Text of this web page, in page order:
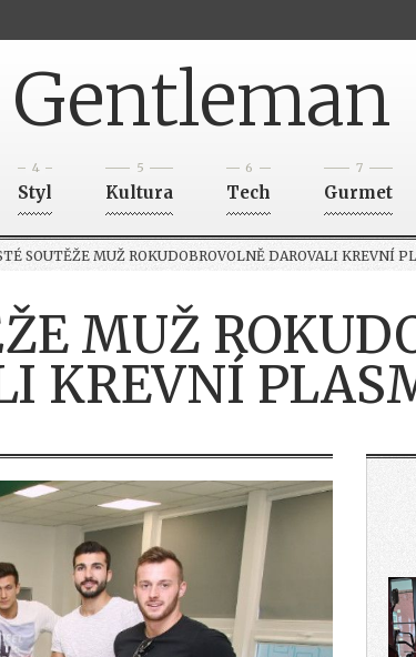
4
Styl
5
Kultura
6
Tech
7
Gurmet
SOUTĚŽE MUŽ ROKUDOBROVOLNĚ DAROVALI KREVNÍ
MUŽ
KREVNÍ